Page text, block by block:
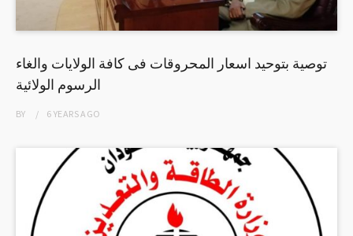
توصية بتوحيد اسعار المحروقات فى كافة الولايات والغاء
الرسوم الولائية
BY 6 YEARSAGO